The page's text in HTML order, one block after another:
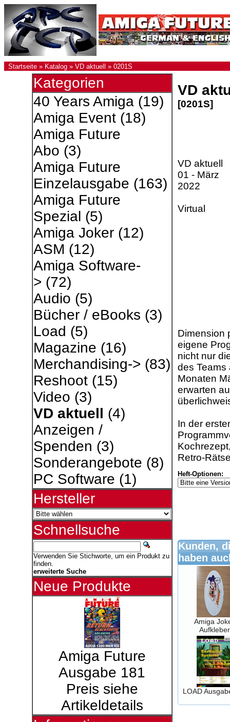
Startseite » Katalog » VD aktuell » 0201S
Kategorien
40 Years Amiga(19)
Amiga Event(18)
Amiga Future
Abo (3)
Amiga Future
Einzelausgabe (163)
Amiga Future
Spezial (5)
Amiga Joker(12)
ASM (12)
Amiga Software-
> (72)
Audio (5)
Bücher / eBooks (3)
Load (5)
Magazine (16)
Merchandising-> (83)
Reshoot(15)
Video (3)
VD aktuell (4)
Anzeigen /
Spenden (3)
Sonderangebote (8)
PC Software (1)
Hersteller
Schnellsuche
Verwenden Sie Stichworte, um ein Produkt zu
finden.
erweiterte Suche
Neue Produkte
Amiga Future
Ausgabe 181
Preis siehe
Artikeldetails
VD
[0201S]
VD aktuell
01 - März
2022
Virtual
Dimension
eigene
nicht nur
des Teams
Monaten
erwarten
In der
Retro-
Heft-Optionen:
Kunden,
haben
Amiga
Aufkleber
LOAD